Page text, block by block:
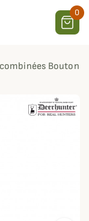
0
Boutons